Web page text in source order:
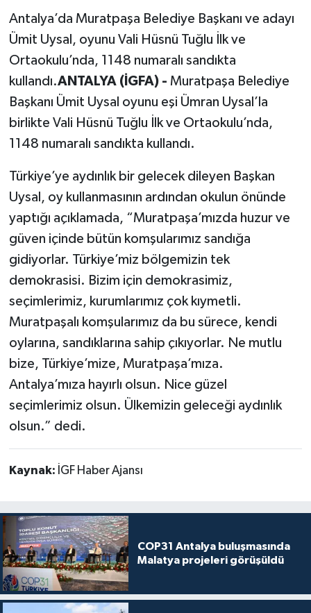
Antalya’da Muratpaşa Belediye Başkanı ve adayı
Ümit Uysal, oyunu Vali Hüsnü Tuğlu İlk ve
Ortaokulu’nda, 1148 numaralı sandıkta
kullandı.ANTALYA (İGFA) - Muratpaşa Belediye
Başkanı Ümit Uysal oyunu eşi Ümran Uysal’la
birlikte Vali Hüsnü Tuğlu İlk ve Ortaokulu’nda,
1148 numaralı sandıkta kullandı.
Türkiye’ye aydınlık bir gelecek dileyen Başkan
Uysal, oy kullanmasının ardından okulun önünde
yaptığı açıklamada, “Muratpaşa’mızda huzur ve
güven içinde bütün komşularımız sandığa
gidiyorlar. Türkiye’miz bölgemizin tek
demokrasisi. Bizim için demokrasimiz,
seçimlerimiz, kurumlarımız çok kıymetli.
Muratpaşalı komşularımız da bu sürece, kendi
oylarına, sandıklarına sahip çıkıyorlar. Ne mutlu
bize, Türkiye’mize, Muratpaşa’mıza.
Antalya’mıza hayırlı olsun. Nice güzel
seçimlerimiz olsun. Ülkemizin geleceği aydınlık
olsun.” dedi.
Kaynak: İGF Haber Ajansı
COP31 Antalya buluşmasında
Malatya projeleri görüşüldü
Spor
Yaşam